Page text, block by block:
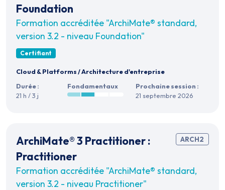
Foundation
Formation accréditée "ArchiMate® standard,
version 3.2 - niveau Foundation"
Certifiant
Cloud & Platforms/Architecture d'entreprise
Durée :
21 h / 3 j
Fondamentaux
Prochaine session :
21 septembre 2026
ARCH2
ArchiMate® 3 Practitioner :
Practitioner
Formation accréditée "ArchiMate® standard,
version 3.2 - niveau Practitioner"